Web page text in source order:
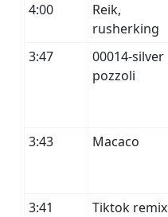
4:00
Reik,
rusherking
3:47
00014-silver
pozzoli
3:43
Macaco
3:41
Tiktok remix